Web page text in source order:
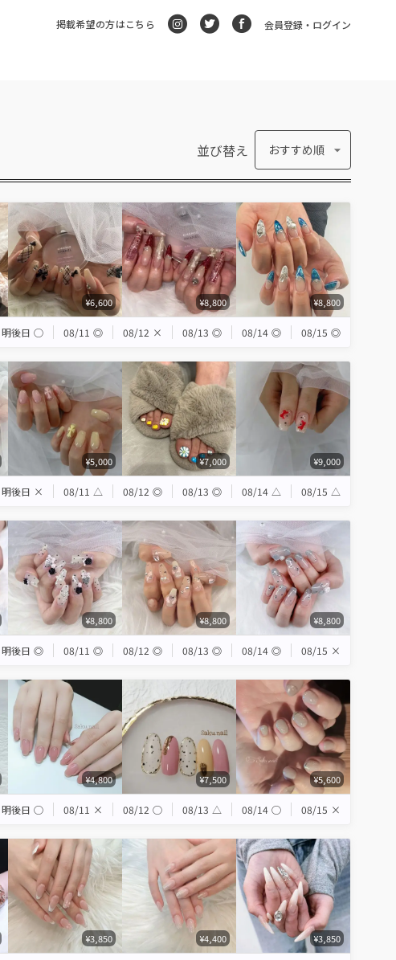
掲載希望の方はこちら 会員登録・ログイン
並び替え おすすめ順
¥6,600 ¥8,800 ¥8,800
明後日 ◯ 08/11 ◎ 08/12 × 08/13 ◎ 08/14 ◎ 08/15 ◎
¥5,000 ¥7,000 ¥9,000
明後日 × 08/11 △ 08/12 ◎ 08/13 ◎ 08/14 △ 08/15 △
¥8,800 ¥8,800 ¥8,800
明後日 ◎ 08/11 ◎ 08/12 ◎ 08/13 ◎ 08/14 ◎ 08/15 ×
¥4,800 ¥7,500 ¥5,600
明後日 ◯ 08/11 × 08/12 ◯ 08/13 △ 08/14 ◯ 08/15 ×
¥3,850 ¥4,400 ¥3,850